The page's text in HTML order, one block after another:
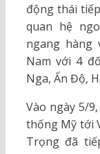
động thái
quan hệ
ngang hàng
Nam với 4
Nga, Ấn Độ,
Vào ngày 5/
thống Mỹ tới
Trọng đã